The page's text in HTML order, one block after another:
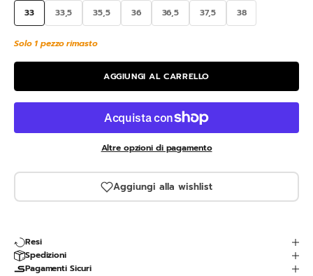
33
33,5 35,5 36 36,5 37,5 38
Solo 1 pezzo rimasto
AGGIUNGI AL CARRELLO
Altre opzioni di pagamento
Aggiungi alla wishlist
Resi
Spedizioni
Pagamenti Sicuri